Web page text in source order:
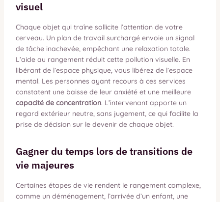
visuel
Chaque objet qui traîne sollicite l’attention de votre
cerveau. Un plan de travail surchargé envoie un signal
de tâche inachevée, empêchant une relaxation totale.
L’aide au rangement réduit cette pollution visuelle. En
libérant de l’espace physique, vous libérez de l’espace
mental. Les personnes ayant recours à ces services
constatent une baisse de leur anxiété et une meilleure
capacité de concentration. L’intervenant apporte un
regard extérieur neutre, sans jugement, ce qui facilite la
prise de décision sur le devenir de chaque objet.
Gagner du temps lors de transitions de
vie majeures
Certaines étapes de vie rendent le rangement complexe,
comme un déménagement, l’arrivée d’un enfant, une